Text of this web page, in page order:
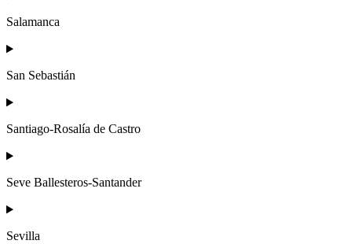
Salamanca
San Sebastián
Santiago-Rosalía de Castro
Seve Ballesteros-Santander
Sevilla